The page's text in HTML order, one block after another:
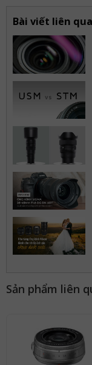
Bài viết liên
Sản phẩm liên